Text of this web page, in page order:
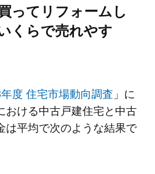
ってリフォームし
くらで売れやす
度 住宅市場動向調査 」に
おける中古戸建住宅と中古
は平均で次のような結果で